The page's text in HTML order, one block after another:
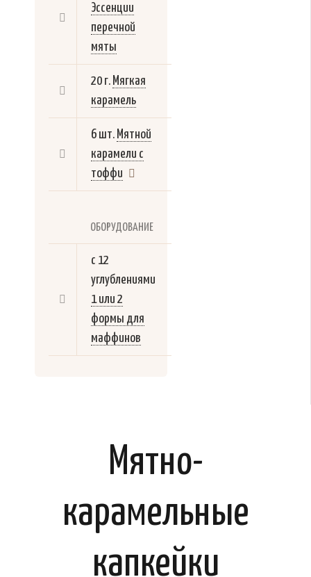
Эссенции
перечной
мяты
20 г. Мягкая
карамель
6 шт. Мятной
карамели с
тоффи
ОБОРУДОВАНИЕ
с 12
углублениями
1 или 2
формы для
маффинов
Мятно-
карамельные
капкейки